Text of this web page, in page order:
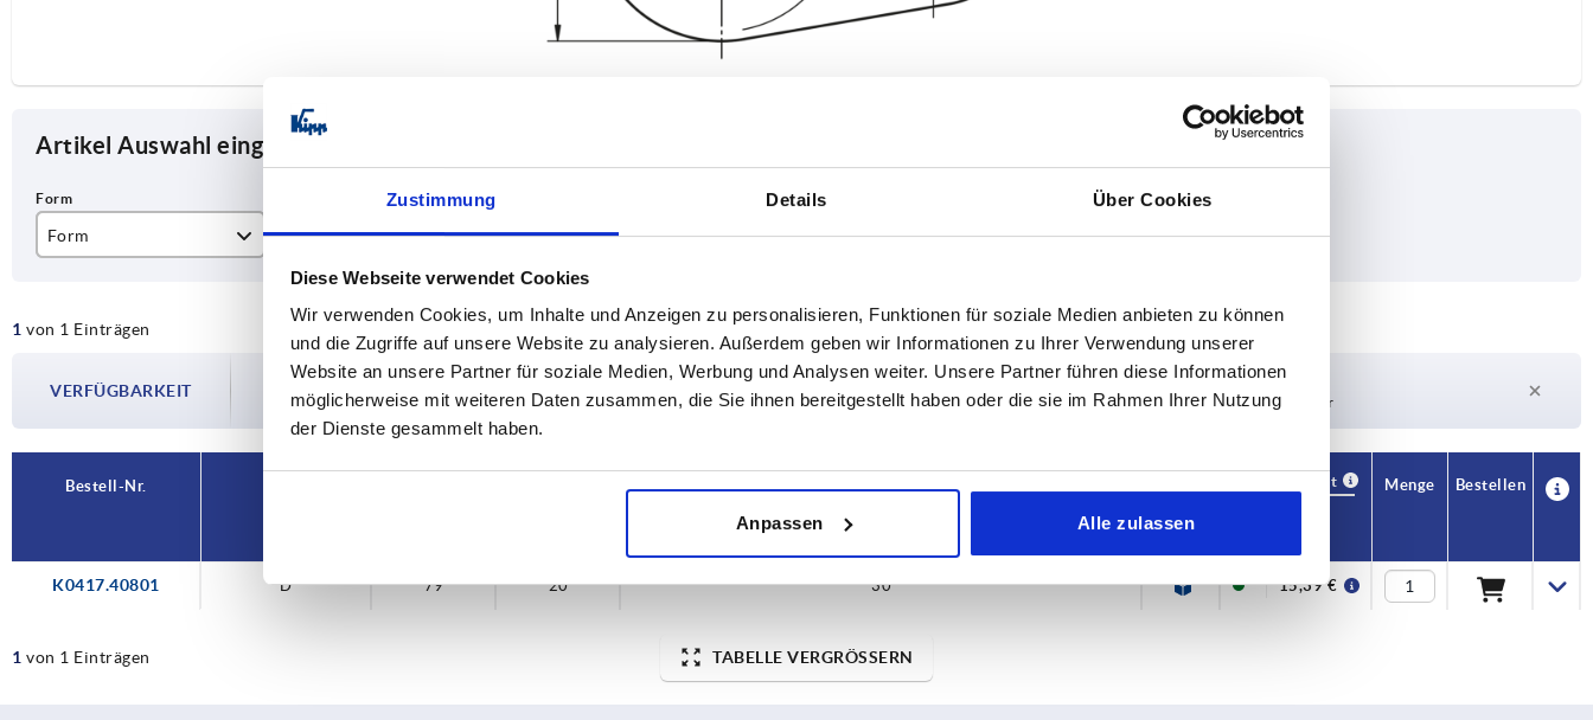
Zustimmung Details Über Cookies
Diese Webseite verwendet Cookies
Wir verwenden Cookies, um Inhalte und Anzeigen zu personalisieren, Funktionen für soziale Medien anbieten zu können
und die Zugriffe auf unsere Website zu analysieren. Außerdem geben wir Informationen zu Ihrer Verwendung unserer
Website an unsere Partner für soziale Medien, Werbung und Analysen weiter. Unsere Partner führen diese Informationen
möglicherweise mit weiteren Daten zusammen, die Sie ihnen bereitgestellt haben oder die sie im Rahmen Ihrer Nutzung
der Dienste gesammelt haben.
Anpassen Alle zulassen
Artikel Auswahl eingrenzen
Form D
79
H
20
Belastbarkeit max. kN
1 von 1 Einträgen TABELLE VERGRÖSSERN
VERFÜGBARKEIT
Die Verfügbarkeiten werden in regelmäßigen Abständen mehrmals täglich aktualisiert.
Im finalen Schritt vor Abschluss Ihrer Bestellung erfahren Sie das bestätigte
Versanddatum.
1-3 Tage
Lieferzeit auf Anfrage
4-20 Tage
Derzeit nicht auf Lager
Bestell-Nr.
Belastbarkeit max. kN
Verfügbarkeit
Menge Bestellen
K0417.40801 D 79 20 30 15,39 €
1 von 1 Einträgen TABELLE VERGRÖSSERN